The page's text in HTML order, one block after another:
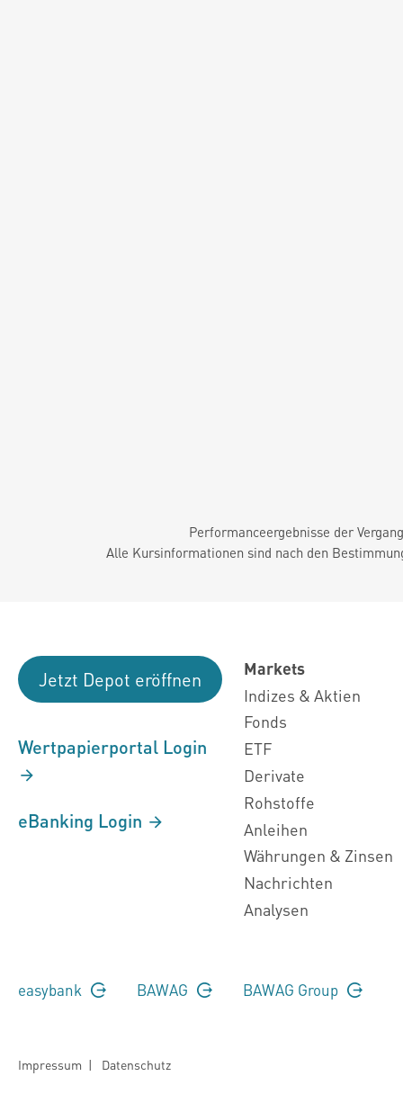
Performanceergebnisse der
Alle Kursinformationen sind nach den
Jetzt Depot eröffnen
Wertpapierportal Login
eBanking Login
Markets
Indizes & Aktien
Fonds
ETF
Derivate
Rohstoffe
Anleihen
Währungen & Zinsen
Nachrichten
Analysen
easybank BAWAG BAWAG Group
Impressum | Datenschutz